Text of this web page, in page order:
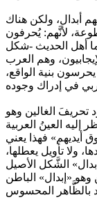
أبدال، ولكن هناك
لأنَّهم: يُحرفون
أهل الحديث -شكل
وهم العرب
بنية الواقع،
تحريفَ الغالين وهو
إليه العينُ العربية
أيديهم» فهذا يعني
ولا تأويل يعطلها،
الشَّكل الأصيل
وهو «إبدال» الباطن